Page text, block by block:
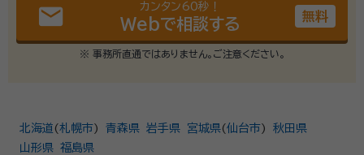
email カンタン60秒！
Webで相談する 無料
※ 事務所直通ではありません。ご注意ください。
北海道 (札幌市) 青森県 岩手県 宮城県(仙台市)
秋田県
山形県 福島県